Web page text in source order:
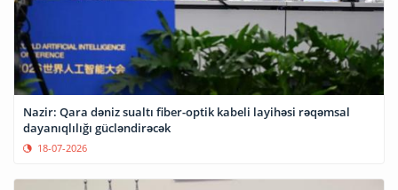
Nazir: Qara dəniz sualtı fiber-optik kabeli layihəsi rəqəmsal
dayanıqlılığı gücləndirəcək
18-07-2026